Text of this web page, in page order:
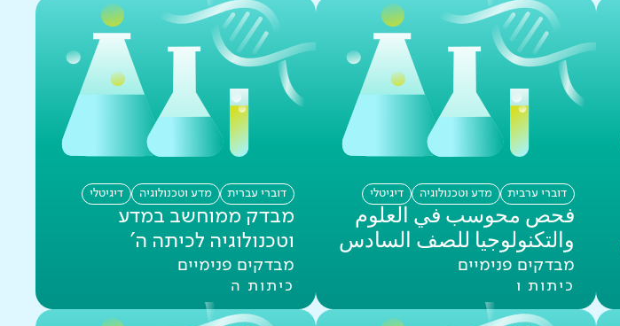
דוברי ערבית מדע וטכנולוגיה דיגיטלי
فحص محوسب في العلوم
والتكنولوجيا للصف السادس
מבדקים פנימיים
כיתות ו
דוברי עברית מדע וטכנולוגיה דיגיטלי
מבדק ממוחשב במדע
וטכנולוגיה לכיתה ה'
מבדקים פנימיים
כיתות ה